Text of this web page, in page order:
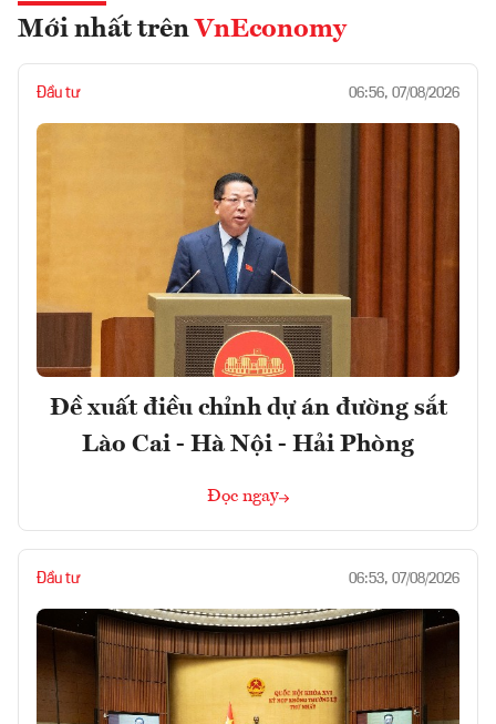
Mới nhất trên VnEconomy
Đầu tư 06:56, 07/08/2026
Đề xuất điều chỉnh dự án đường sắt
Lào Cai - Hà Nội - Hải Phòng
Đọc ngay
Đầu tư 06:53, 07/08/2026